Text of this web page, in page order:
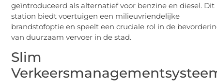
geïntroduceerd als alternatief voor benzine en diesel. Dit
station biedt voertuigen een milieuvriendelijke
brandstofoptie en speelt een cruciale rol in de
van duurzaam vervoer in de stad.
Slim